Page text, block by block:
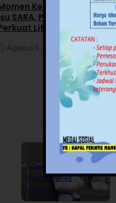
Kemerdekaan
SARA, Pemprov Sulbar
Literasi Digital
Agustus 5, 2026
Advertorial
Daerah
MamujuNews
Pemerintahan